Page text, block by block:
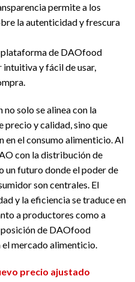
permite a los
la autenticidad y frescura
plataforma de DAOfood
intuitiva y fácil de usar,
solo se alinea con la
precio y calidad, sino que
en el consumo alimenticio. Al
con la distribución de
un futuro donde el poder de
son centrales. El
y la eficiencia se traduce en
a productores como a
de DAOfood
mercado alimenticio.
precio ajustado